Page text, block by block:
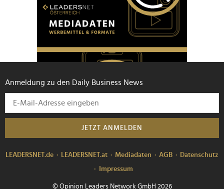
Anmeldung zu den Daily Business News
JETZT ANMELDEN
LEADERSNET.de LEADERSNET.at Mediadaten AGB
Datenschutz
Impressum
© Opinion Leaders Network GmbH 2026